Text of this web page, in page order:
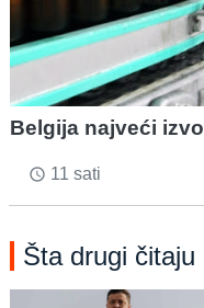
Belgija najveći
access_time 11 sati
Šta drugi čitaju